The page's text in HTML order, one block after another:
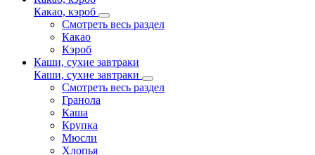
Какао, кэроб
Смотреть весь раздел
Какао
Кэроб
Каши, сухие завтраки
Каши, сухие завтраки
Смотреть весь раздел
Гранола
Каша
Крупка
Мюсли
Хлопья